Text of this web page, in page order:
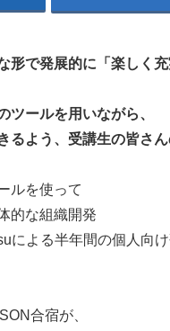
形で発展的に「楽しく充
ツールを用いながら、
るよう、受講生の皆さ
ルを使って
的な組織開発
による半年間の個人向
合宿が、